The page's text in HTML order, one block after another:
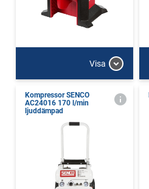
Visa
Kompressor SENCO
AC24016 170 l/min
ljuddämpad